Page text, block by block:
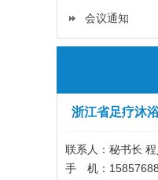
会议通知
浙江省足疗沐
联系人：秘书长 程
手 机：